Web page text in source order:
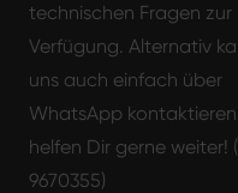
technischen Fragen zur
Verfügung. Alternativ
uns auch einfach über
WhatsApp
helfen Dir gerne weiter!
9670355)